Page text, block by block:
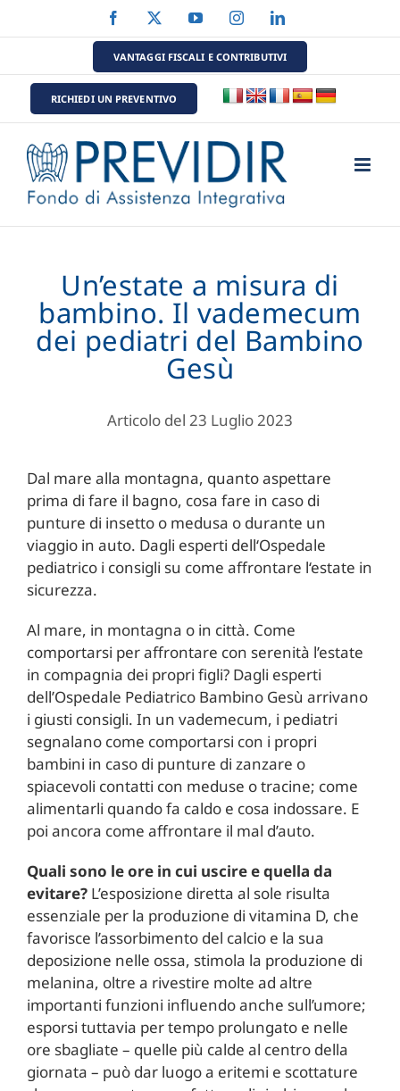
al
Facebook YouTubeInstagramLinkedIn
VANTAGGI FISCALI E CONTRIBUTIVI
RICHIEDI UN PREVENTIVO
Un’estate a misura di
bambino. Il vademecum
dei pediatri del Bambino
Gesù
Articolo del 23 Luglio 2023
Dal mare alla montagna, quanto aspettare
prima di fare il bagno, cosa fare in caso di
punture di insetto o medusa o durante un
viaggio in auto. Dagli esperti dell‘Ospedale
pediatrico i consigli su come affrontare l‘estate in
sicurezza.
Al mare, in montagna o in città. Come
comportarsi per affrontare con serenità l’estate
in compagnia dei propri figli? Dagli esperti
dell’Ospedale Pediatrico Bambino Gesù arrivano
i giusti consigli. In un vademecum, i pediatri
segnalano come comportarsi con i propri
bambini in caso di punture di zanzare o
spiacevoli contatti con meduse o tracine; come
alimentarli quando fa caldo e cosa indossare. E
poi ancora come affrontare il mal d’auto.
Quali sono le ore in cui uscire e quella da
evitare? L’esposizione diretta al sole risulta
essenziale per la produzione di vitamina D, che
favorisce l’assorbimento del calcio e la sua
deposizione nelle ossa, stimola la produzione di
melanina, oltre a rivestire molte ad altre
importanti funzioni influendo anche sull’umore;
esporsi tuttavia per tempo prolungato e nelle
ore sbagliate – quelle più calde al centro della
giornata – può dar luogo a eritemi e scottature